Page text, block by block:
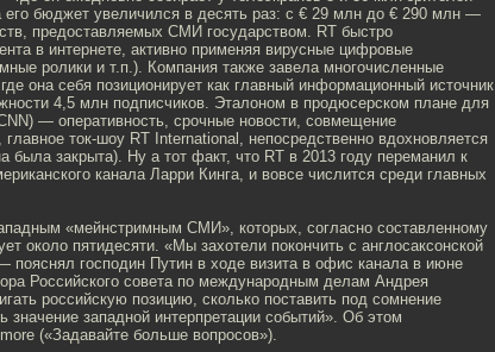
его бюджет увеличился в десять раз: с € 29 млн до € 290 млн —
предоставляемых СМИ государством. RT быстро
в интернете, активно применяя вирусные цифровые
ролики и т.п.). Компания также завела многочисленные
она себя позиционирует как главный информационный источник
4,5 млн подписчиков. Эталоном в продюсерском плане для
— оперативность, срочные новости, совмещение
ток-шоу RT International, непосредственно вдохновляется
была закрыта). Ну а тот факт, что RT в 2013 году переманил к
канала Ларри Кинга, и вовсе числится среди главных
«мейнстримным СМИ», которых, согласно составленному
около пятидесяти. «Мы захотели покончить с англосаксонской
господин Путин в ходе визита в офис канала в июне
Российского совета по международным делам Андрея
российскую позицию, сколько поставить под сомнение
значение западной интерпретации событий». Об этом
(«Задавайте больше вопросов»).